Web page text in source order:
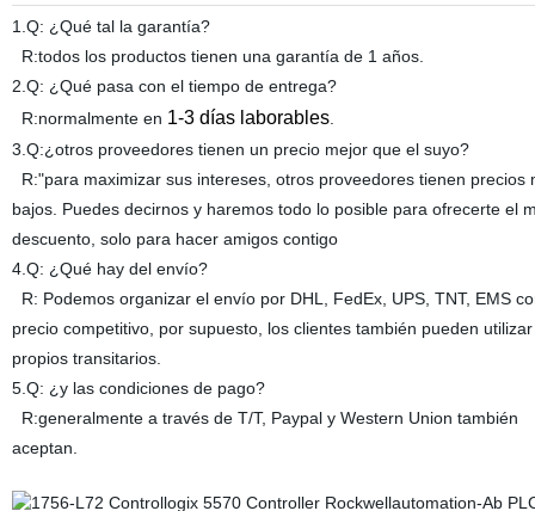
1.Q: ¿Qué tal la garantía?
R:todos los productos tienen una garantía de 1 años.
2.Q: ¿Qué pasa con el tiempo de entrega?
R:normalmente en 1-3 días laborables.
3.Q:¿otros proveedores tienen un precio mejor que el suyo?
R:"para maximizar sus intereses, otros proveedores tienen precios
bajos. Puedes decirnos y haremos todo lo posible para ofrecerte el
descuento, solo para hacer amigos contigo
4.Q: ¿Qué hay del envío?
R: Podemos organizar el envío por DHL, FedEx, UPS, TNT, EMS
precio competitivo, por supuesto, los clientes también pueden
propios transitarios.
5.Q: ¿y las condiciones de pago?
R:generalmente a través de T/T, Paypal y Western Union también
aceptan.